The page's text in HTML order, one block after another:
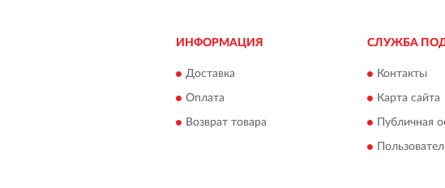
ИНФОРМАЦИЯ
Доставка
Оплата
Возврат товара
СЛУЖБА
Контакты
Карта сайта
Публичная